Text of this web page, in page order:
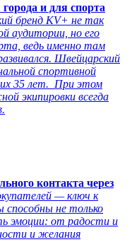
и для спорта
бренд KV+ не так
аудитории, но его
ведь именно там
Швейцарский
спортивной
35 лет. При этом
экипировки всегда
контакта через
— ключ к
способны не только
эмоции: от радости и
и желания